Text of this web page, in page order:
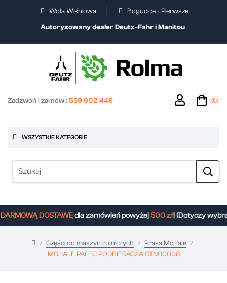
Wola Wiśniowa
Bogucice - Pierwsze
Autoryzowany dealer Deutz-Fahr i Manitou
Zadzwoń i zamów :539 602 449 (0)
WSZYSTKIE KATEGORIE
DOSTAWĘdla zamówień powyżej500 zł! (Dotyczy
Części do maszyn rolniczych
Prasa McHale
MCHALE PALEC PODBIERACZA CTN00008